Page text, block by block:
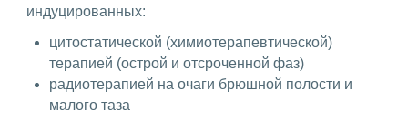
индуцированных:
цитостатической (химиотерапевтической)
терапией (острой и отсроченной фаз)
радиотерапией на очаги брюшной полости и
малого таза